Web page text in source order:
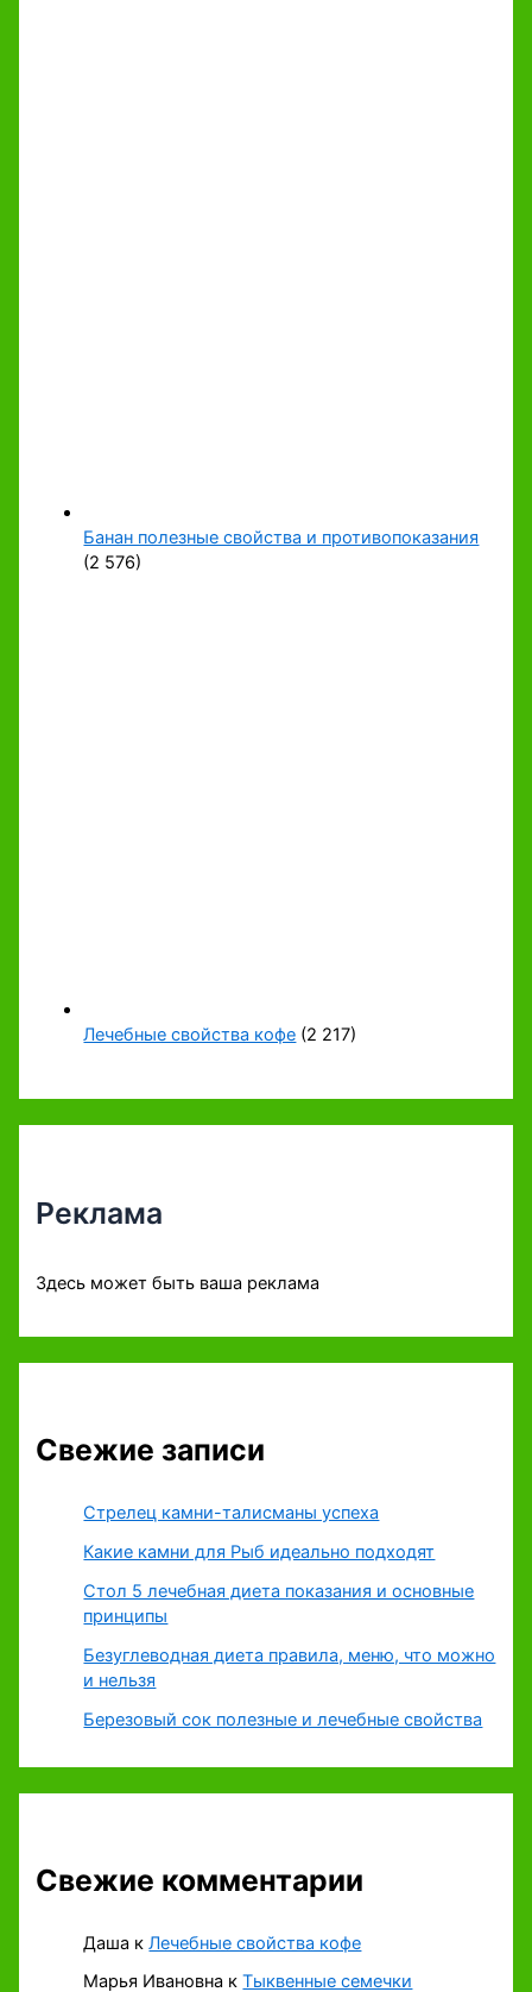
Банан полезные свойства и противопоказания
(2 576)
Лечебные свойства кофе (2 217)
Реклама
Здесь может быть ваша реклама
Свежие записи
Стрелец камни-талисманы успеха
Какие камни для Рыб идеально подходят
Стол 5 лечебная диета показания и основные
принципы
Безуглеводная диета правила, меню, что можно
и нельзя
Березовый сок полезные и лечебные свойства
Свежие комментарии
Даша кЛечебные свойства кофе
Марья Ивановна кТыквенные семечки